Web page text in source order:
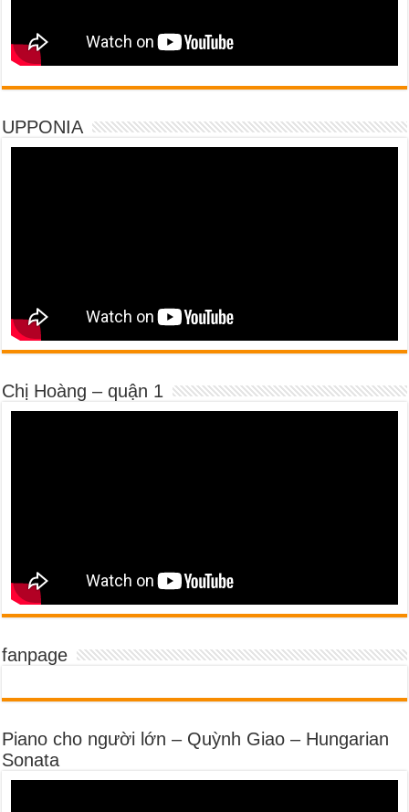
UPPONIA
Chị Hoàng – quận 1
fanpage
Piano cho người lớn – Quỳnh Giao – Hungarian
Sonata